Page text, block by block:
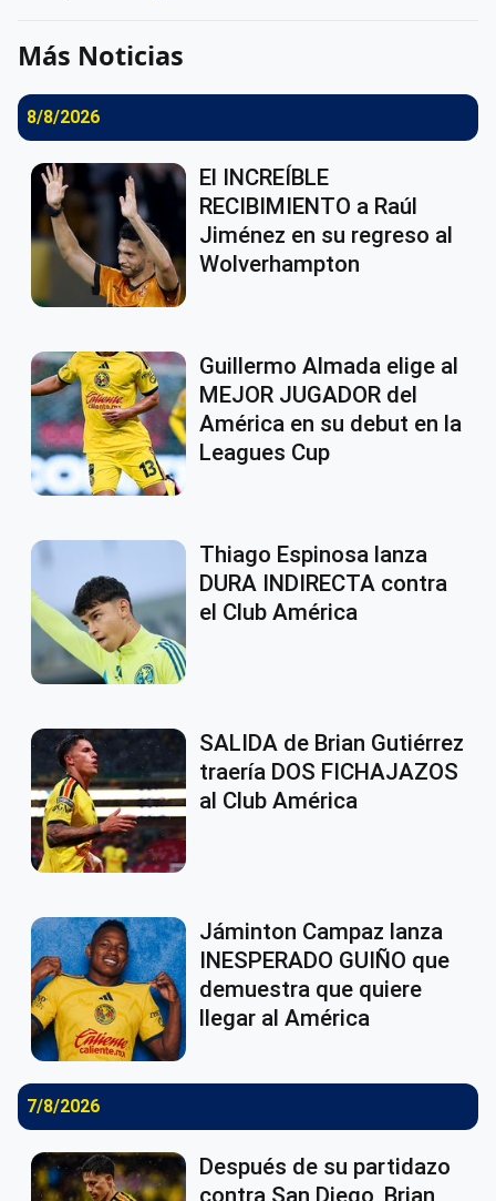
Más Noticias
8/8/2026
El INCREÍBLE
RECIBIMIENTO a Raúl
Jiménez en su regreso al
Wolverhampton
Guillermo Almada elige al
MEJOR JUGADOR del
América en su debut en la
Leagues Cup
Thiago Espinosa lanza
DURA INDIRECTA contra
el Club América
SALIDA de Brian Gutiérrez
traería DOS FICHAJAZOS
al Club América
Jáminton Campaz lanza
INESPERADO GUIÑO que
demuestra que quiere
llegar al América
7/8/2026
Después de su partidazo